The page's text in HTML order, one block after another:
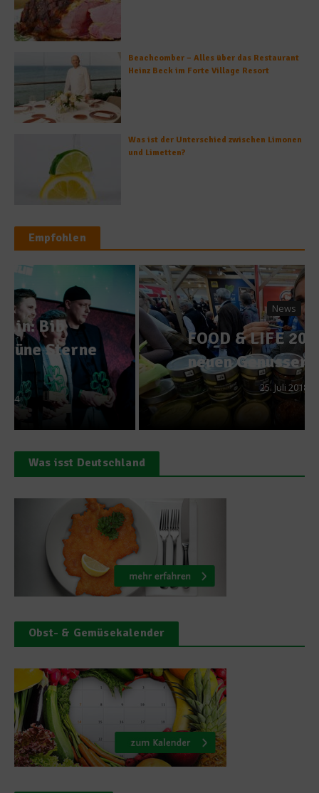
Beachcomber – Alles über das Restaurant
Heinz Beck im Forte Village Resort
Was ist der Unterschied zwischen Limonen
und Limetten?
Empfohlen
News
FOOD & LIFE 2018: Auf zu
neuen Genusserlebnissen
25. Juli 2018
Was isst Deutschland
Obst- & Gemüsekalender